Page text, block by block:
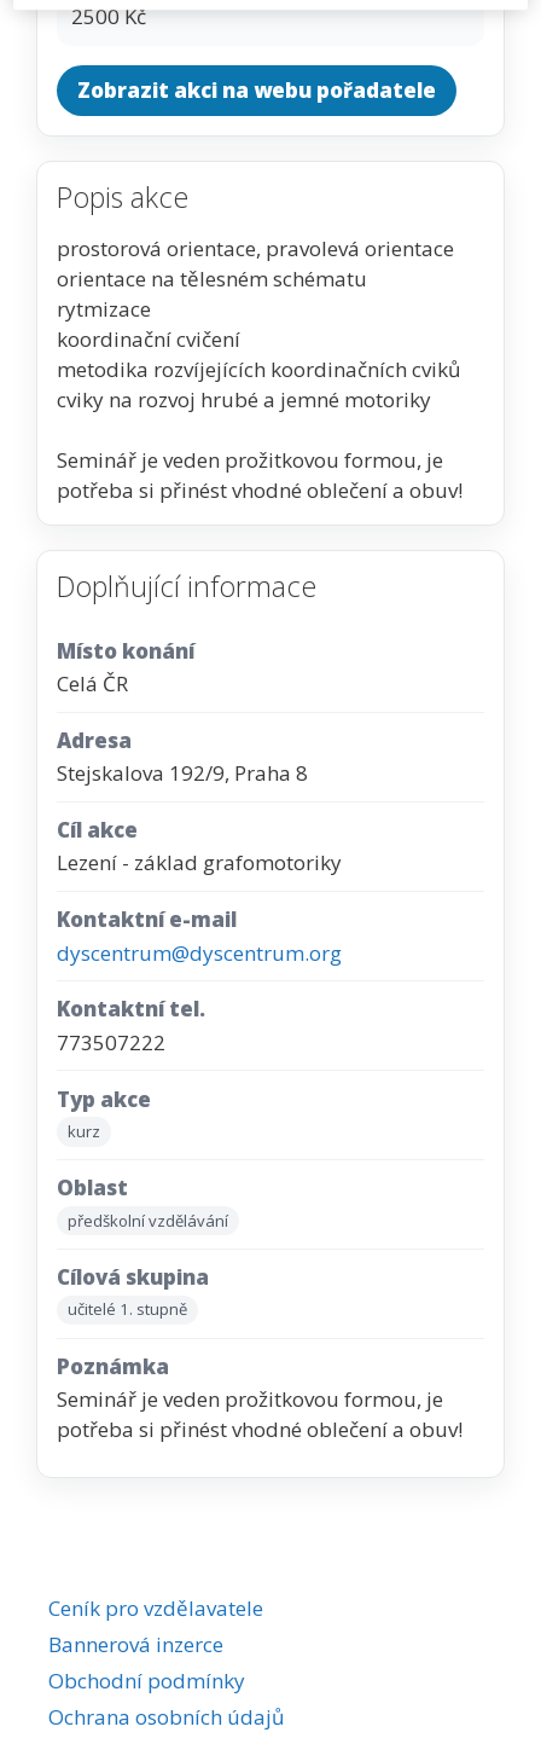
2500 Kč
Zobrazit akci na webu pořadatele
Popis akce
prostorová orientace, pravolevá orientace
orientace na tělesném schématu
rytmizace
koordinační cvičení
metodika rozvíjejících koordinačních cviků
cviky na rozvoj hrubé a jemné motoriky
Seminář je veden prožitkovou formou, je
potřeba si přinést vhodné oblečení a obuv!
Doplňující informace
Místo konání
Celá ČR
Adresa
Stejskalova 192/9, Praha 8
Cíl akce
Lezení - základ grafomotoriky
Kontaktní e-mail
dyscentrum@dyscentrum.org
Kontaktní tel.
773507222
Typ akce
kurz
Oblast
předškolní vzdělávání
Cílová skupina
učitelé 1. stupně
Poznámka
Seminář je veden prožitkovou formou, je
potřeba si přinést vhodné oblečení a obuv!
Ceník pro vzdělavatele
Bannerová inzerce
Obchodní podmínky
Ochrana osobních údajů